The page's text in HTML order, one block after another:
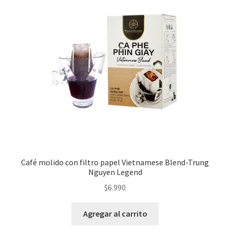
Café molido con filtro papel Vietnamese Blend-Trung
Nguyen Legend
$6.990
Agregar al carrito